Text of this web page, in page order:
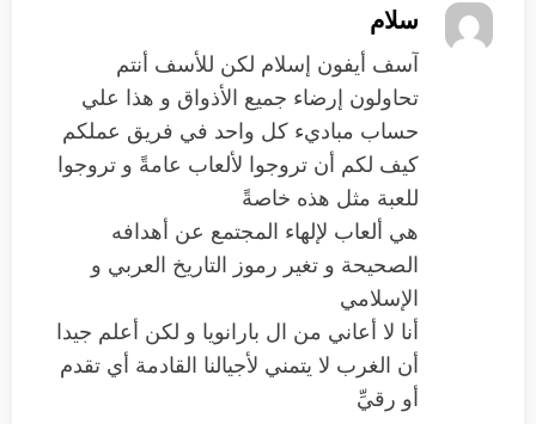
سلام
آسف أيفون إسلام لكن للأسف أنتم
تحاولون إرضاء جميع الأذواق و هذا علي
حساب مباديء كل واحد في فريق عملكم
كيف لكم أن تروجوا لألعاب عامةً و تروجوا
للعبة مثل هذه خاصةً
هي ألعاب لإلهاء المجتمع عن أهدافه
الصحيحة و تغير رموز التاريخ العربي و
الإسلامي
أنا لا أعاني من ال بارانويا و لكن أعلم جيدا
أن الغرب لا يتمني لأجيالنا القادمة أي تقدم
أو رقيِّ